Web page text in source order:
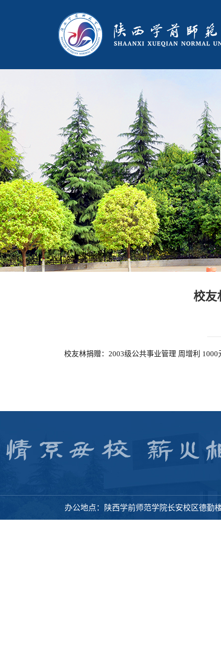
校友
校友林捐赠：2003级公共事业管理 周增利 1000
办公地点：陕西学前师范学院长安校区德勤